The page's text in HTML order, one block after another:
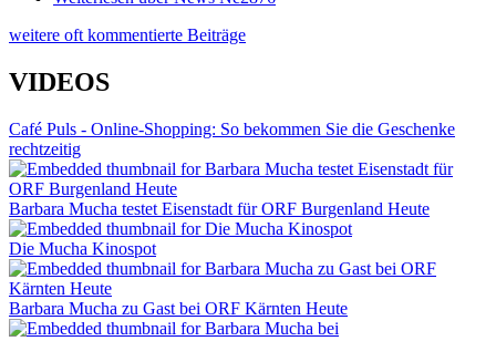
weitere oft kommentierte Beiträge
VIDEOS
Café Puls - Online-Shopping: So bekommen Sie die Geschenke
rechtzeitig
Barbara Mucha testet Eisenstadt für ORF Burgenland Heute
Die Mucha Kinospot
Barbara Mucha zu Gast bei ORF Kärnten Heute